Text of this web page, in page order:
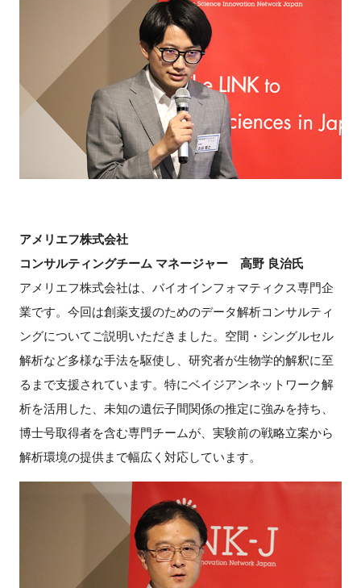
アメリエフ株式会社
コンサルティングチーム マネージャー 高野 良治氏
アメリエフ株式会社は、バイオインフォマティクス専門企
業です。今回は創薬支援のためのデータ解析コンサルティ
ングについてご説明いただきました。空間・シングルセル
解析など多様な手法を駆使し、研究者が生物学的解釈に至
るまで支援されています。特にベイジアンネットワーク解
析を活用した、未知の遺伝子間関係の推定に強みを持ち、
博士号取得者を含む専門チームが、実験前の戦略立案から
解析環境の提供まで幅広く対応しています。